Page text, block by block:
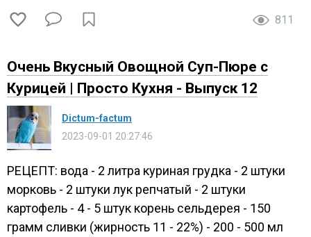
811
Очень Вкусный Овощной Суп-Пюре с
Курицей | Просто Кухня - Выпуск 12
Dictum-factum
2023-09-01 20:27:46
РЕЦЕПТ: вода - 2 литра куриная грудка - 2 штуки
морковь - 2 штуки лук репчатый - 2 штуки
картофель - 4 - 5 штук корень сельдерея - 150
грамм сливки (жирность 11 - 22%) - 200 - 500 мл